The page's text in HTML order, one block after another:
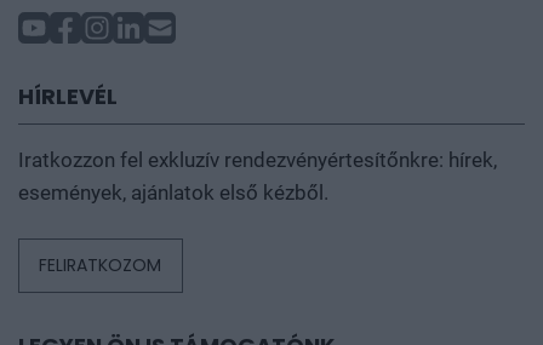
HÍRLEVÉL
Iratkozzon fel exkluzív rendezvényértesítőnkre: hírek,
események, ajánlatok első kézből.
FELIRATKOZOM